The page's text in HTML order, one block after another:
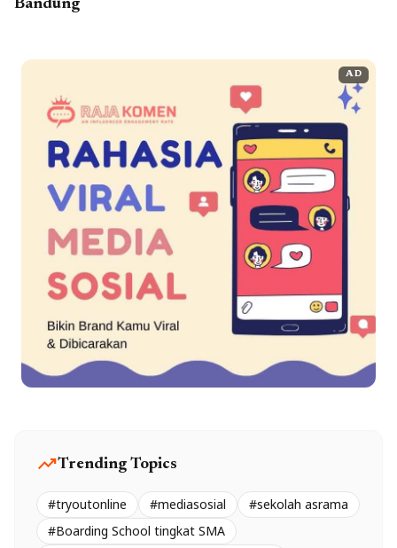
Bandung
AD
trending_upTrending Topics
#tryoutonline #mediasosial
#sekolah asrama
#Boarding School tingkat SMA